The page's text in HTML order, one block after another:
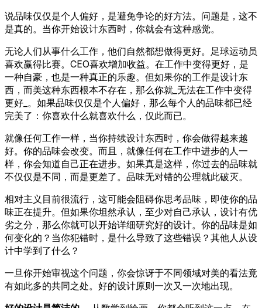
说品味仅仅是个人偏好，是避免争论的好方法。问题是，这不
是真的。当你开始设计东西时，你就会有这种感觉。
无论人们从事什么工作，他们自然都想做得更好。足球运动员
喜欢赢得比赛。CEO喜欢增加收益。在工作中变得更好，是
一种自豪，也是一种真正的乐趣。但如果你的工作是设计东
西，而美这种东西根本不存在，那么你就_无法在工作中变得
更好_。如果品味仅仅是个人偏好，那么每个人的品味都已经
完美了：你喜欢什么就喜欢什么，仅此而已。
就像任何工作一样，当你持续设计东西时，你会做得越来越
好。你的品味会改变。而且，就像任何在工作中进步的人一
样，你会知道自己正在进步。如果真是这样，你过去的品味就
不仅仅是不同，而是更差了。品味无对错的公理就此破灭。
相对主义目前很流行，这可能会阻碍你思考品味，即使你的品
味正在提升。但如果你坦然承认，至少对自己承认，设计有优
劣之分，那么你就可以开始详细研究好的设计。你的品味是如
何变化的？当你犯错时，是什么导致了这些错误？其他人从设
计中学到了什么？
一旦你开始审视这个问题，你会惊讶于不同领域对美的看法竟
有如此多的共同之处。好的设计原则一次又一次地出现。